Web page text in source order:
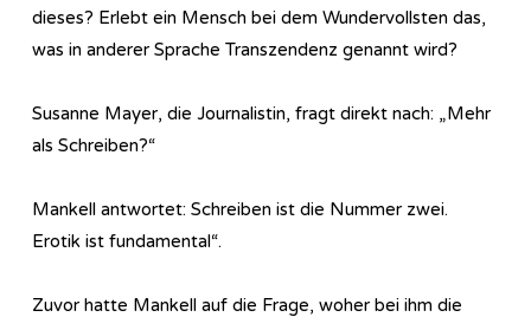
dieses? Erlebt ein Mensch bei dem Wundervollsten das,
was in anderer Sprache Transzendenz genannt wird?
Susanne Mayer, die Journalistin, fragt direkt nach: „Mehr
als Schreiben?“
Mankell antwortet: Schreiben ist die Nummer zwei.
Erotik ist fundamental“.
Zuvor hatte Mankell auf die Frage, woher bei ihm die